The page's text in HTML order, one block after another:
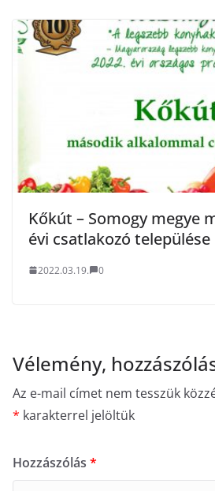
Kőkút – Somogy megye
évi csatlakozó települése
2022.03.19. 0
Vélemény,
Az e-mail címet nem tesszük
* karakterrel jelöltük
Hozzászólás *